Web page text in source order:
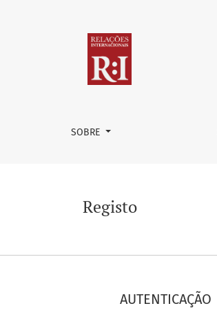
SOBRE
Registo
AUTENTICAÇÃO